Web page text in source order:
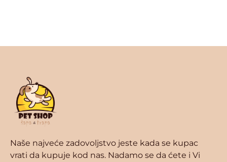
Naše najveće zadovoljstvo jeste kada se kupac
vrati da kupuje kod nas. Nadamo se da ćete i Vi